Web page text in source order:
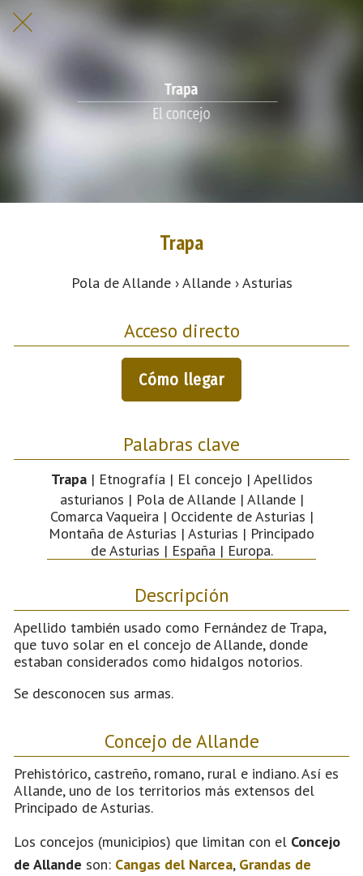
Trapa
Pola de Allande › Allande › Asturias
Acceso directo
Cómo llegar
Palabras clave
Trapa| Etnografía | El concejo | Apellidos
asturianos | Pola de Allande | Allande |
Comarca Vaqueira | Occidente de Asturias |
Montaña de Asturias | Asturias | Principado
de Asturias | España | Europa.
Descripción
Apellido también usado como Fernández de Trapa,
que tuvo solar en el concejo de Allande, donde
estaban considerados como hidalgos notorios.
Se desconocen sus armas.
Concejo de Allande
Prehistórico, castreño, romano, rural e indiano. Así es
Allande, uno de los territorios más extensos del
Principado de Asturias.
Los concejos (municipios) que limitan con el Concejo
de Allande son: Cangas del Narcea, Grandas de